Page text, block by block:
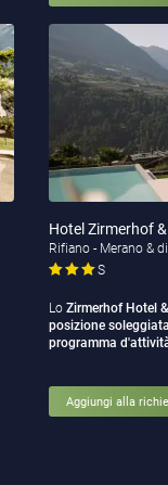
Hotel Zirmerhof
Rifiano - Merano &
S
LoZirmerhof Hotel
posizione
programma
Aggiungi alla